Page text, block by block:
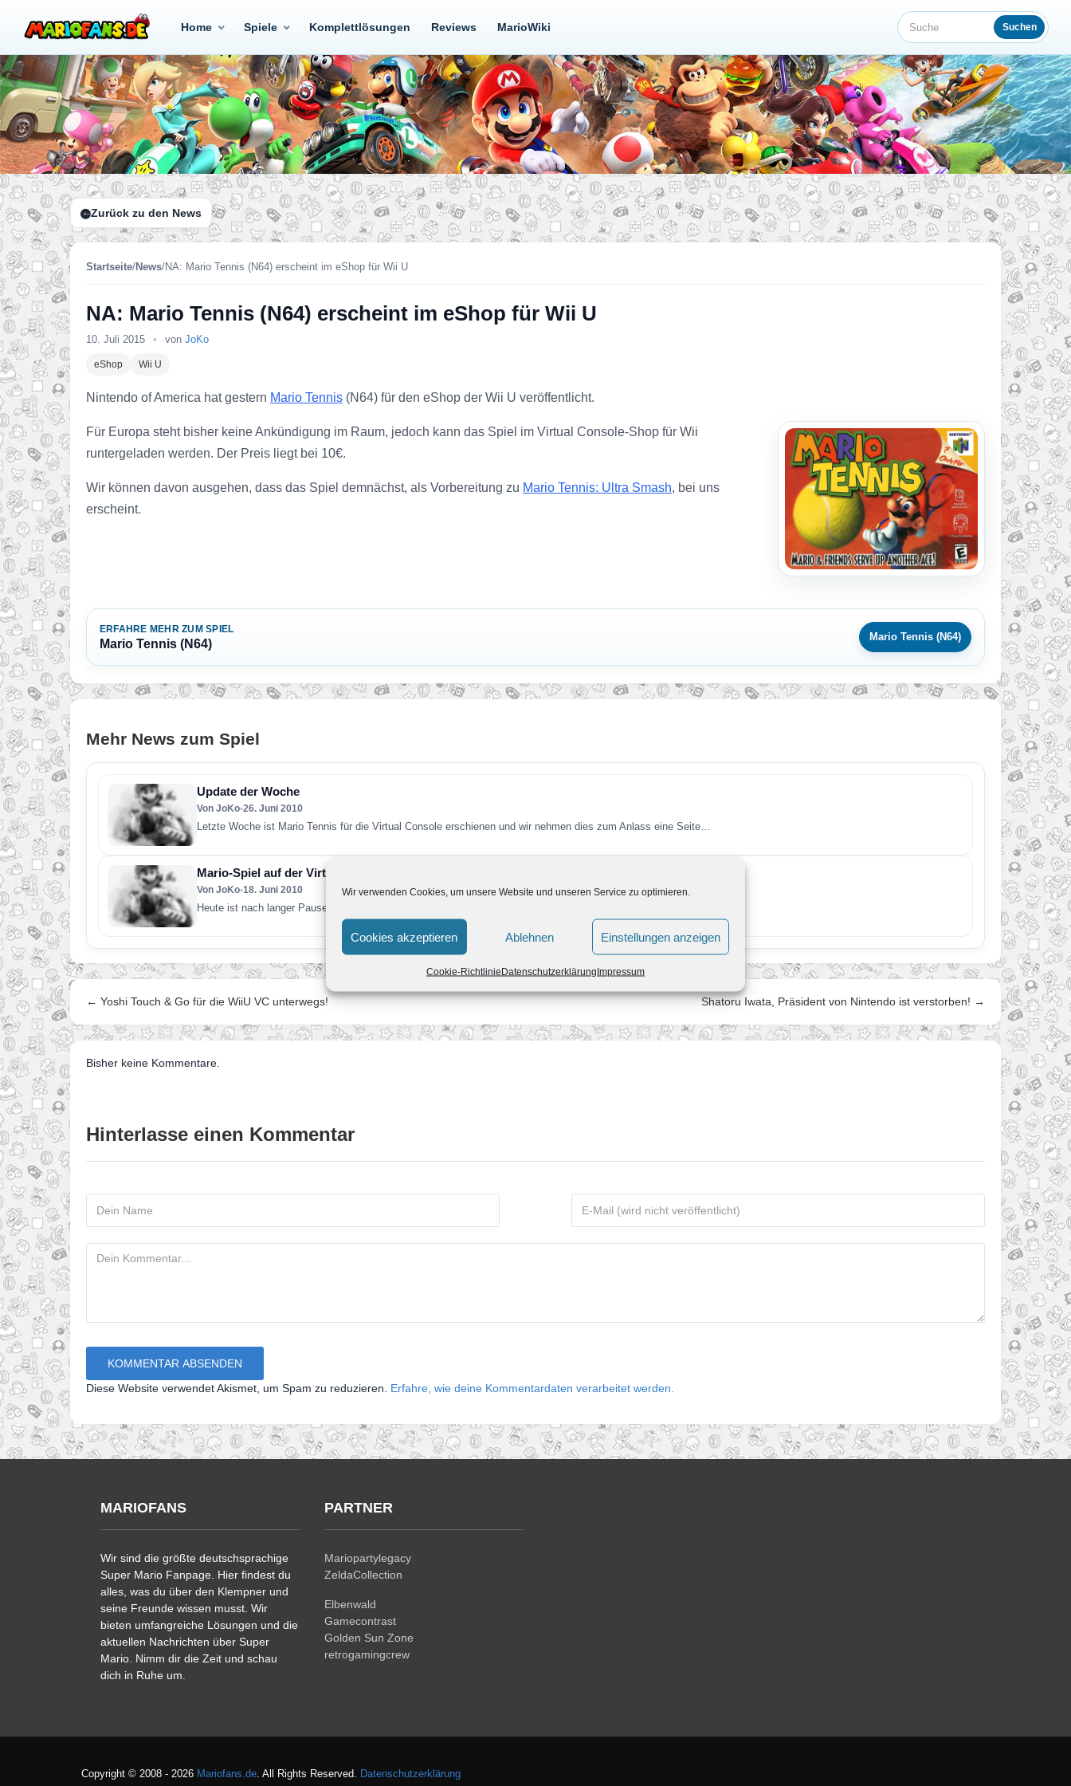
Wir verwenden Cookies, um unsere Website und unseren Service zu optimieren.
Cookies akzeptieren Ablehnen Einstellungen anzeigen
Cookie-RichtlinieDatenschutzerklärungImpressum
Home Spiele Komplettlösungen Reviews MarioWiki Suche Suchen
Zurück zu den News
Startseite/News/NA: Mario Tennis (N64) erscheint im eShop für Wii U
NA: Mario Tennis (N64) erscheint im eShop für Wii U
10. Juli 2015 • von JoKo
eShop Wii U
Nintendo of America hat gestern Mario Tennis (N64) für den eShop der Wii U veröffentlicht.
Für Europa steht bisher keine Ankündigung im Raum, jedoch kann das Spiel im Virtual Console-Shop für Wii
runtergeladen werden. Der Preis liegt bei 10€.
Wir können davon ausgehen, dass das Spiel demnächst, als Vorbereitung zu Mario Tennis: Ultra Smash, bei uns
erscheint.
ERFAHRE MEHR ZUM SPIEL
Mario Tennis (N64)
Mario Tennis (N64)
Mehr News zum Spiel
Update der Woche
Von JoKo•26. Juni 2010
Letzte Woche ist Mario Tennis für die Virtual Console erschienen und wir nehmen dies zum Anlass eine Seite…
Mario-Spiel auf der Virtual Console
Von JoKo•18. Juni 2010
Heute ist nach langer Pause wieder ein N64-Spiel von Mario für die Virtual Console erschienen. Für 1000 Wii-Points…
← Yoshi Touch & Go für die WiiU VC unterwegs! Shatoru Iwata, Präsident von Nintendo ist verstorben! →
Bisher keine Kommentare.
Hinterlasse einen Kommentar
Diese Website verwendet Akismet, um Spam zu reduzieren. Erfahre, wie deine Kommentardaten verarbeitet werden.
MARIOFANS
Wir sind die größte deutschsprachige
Super Mario Fanpage. Hier findest du
alles, was du über den Klempner und
seine Freunde wissen musst. Wir
bieten umfangreiche Lösungen und die
aktuellen Nachrichten über Super
Mario. Nimm dir die Zeit und schau
dich in Ruhe um.
PARTNER
Mariopartylegacy
ZeldaCollection
Elbenwald
Gamecontrast
Golden Sun Zone
retrogamingcrew
Copyright © 2008 - 2026 Mariofans.de. All Rights Reserved. Datenschutzerklärung